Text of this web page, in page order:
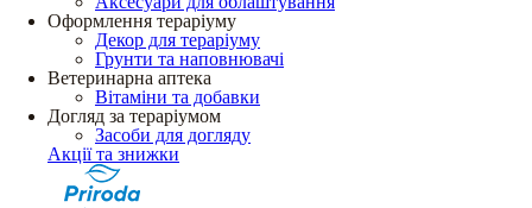
Оформлення тераріуму
Декор для тераріуму
Грунти та наповнювачі
Ветеринарна аптека
Вітаміни та добавки
Догляд за тераріумом
Засоби для догляду
Акції та знижки